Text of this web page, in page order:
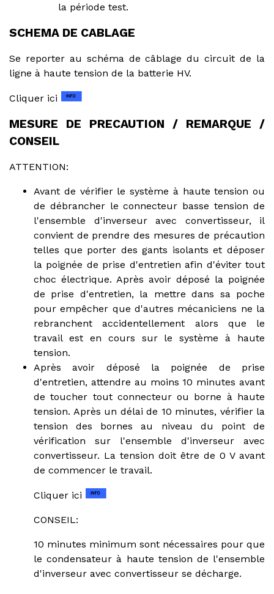
la période test.
SCHEMA DE CABLAGE
Se reporter au schéma de câblage du circuit de la
ligne à haute tension de la batterie HV.
Cliquer ici
MESURE DE PRECAUTION / REMARQUE /
CONSEIL
ATTENTION:
Avant de vérifier le système à haute tension ou
de débrancher le connecteur basse tension de
l'ensemble d'inverseur avec convertisseur, il
convient de prendre des mesures de précaution
telles que porter des gants isolants et déposer
la poignée de prise d'entretien afin d'éviter tout
choc électrique. Après avoir déposé la poignée
de prise d'entretien, la mettre dans sa poche
pour empêcher que d'autres mécaniciens ne la
rebranchent accidentellement alors que le
travail est en cours sur le système à haute
tension.
Après avoir déposé la poignée de prise
d'entretien, attendre au moins 10 minutes avant
de toucher tout connecteur ou borne à haute
tension. Après un délai de 10 minutes, vérifier la
tension des bornes au niveau du point de
vérification sur l'ensemble d'inverseur avec
convertisseur. La tension doit être de 0 V avant
de commencer le travail.
Cliquer ici
CONSEIL:
10 minutes minimum sont nécessaires pour que
le condensateur à haute tension de l'ensemble
d'inverseur avec convertisseur se décharge.